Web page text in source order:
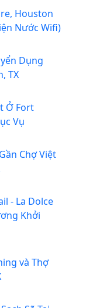
Houston
Nước Wifi)
Dụng
TX
Ở Fort
Vụ
Chợ Việt
- La Dolce
Khởi
và Thợ